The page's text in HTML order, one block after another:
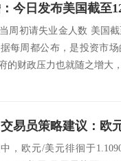
周初请失业金人数 美国
每周都公布，是投资市
的财政压力也就随之增大
，欧元/美元徘徊于